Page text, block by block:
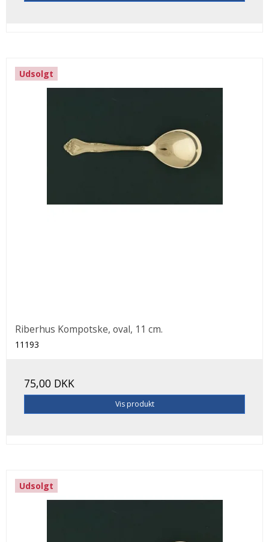
Udsolgt
Riberhus Kompotske, oval, 11 cm.
11193
75,00 DKK
Vis produkt
Udsolgt